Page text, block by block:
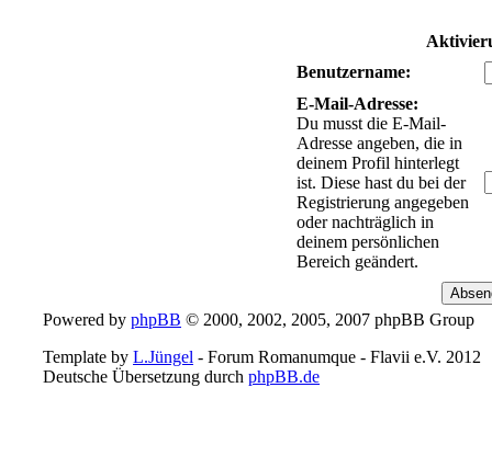
Benutzername:
E-Mail-Adresse:
Du musst die E-Mail-
Adresse angeben, die in
deinem Profil hinterlegt
ist. Diese hast du bei der
Registrierung angegeben
oder nachträglich in
deinem persönlichen
Bereich geändert.
Powered by phpBB © 2000, 2002, 2005, 2007 phpBB Group
Template by L.Jüngel - Forum Romanumque - Flavii e.V. 2012
Deutsche Übersetzung durch phpBB.de